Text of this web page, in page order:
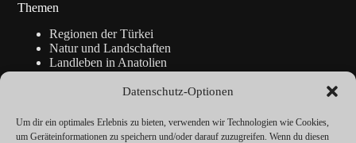
Datenschutz-Optionen
Um dir ein optimales Erlebnis zu bieten, verwenden wir Technologien wie Cookies,
um Geräteinformationen zu speichern und/oder darauf zuzugreifen. Wenn du diesen
Themen
Regionen der Türkei
Natur und Landschaften
Landleben in Anatolien
Blickpunkte
Reise-Info